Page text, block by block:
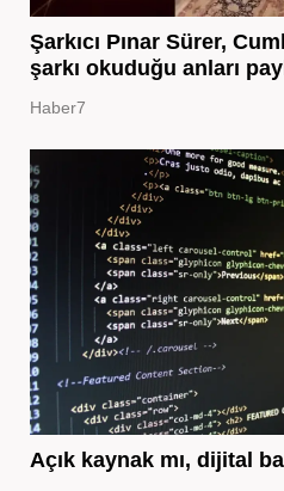
Şarkıcı Pınar Sürer,
şarkı okuduğu anları
Haber7
Açık kaynak mı, dijital